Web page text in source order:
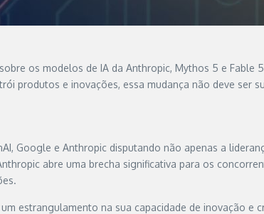
os modelos de IA da Anthropic, Mythos 5 e
produtos e inovações, essa mudança não deve ser
Google e Anthropic disputando não apenas a
abre uma brecha significativa para os
estrangulamento na sua capacidade de inovação e